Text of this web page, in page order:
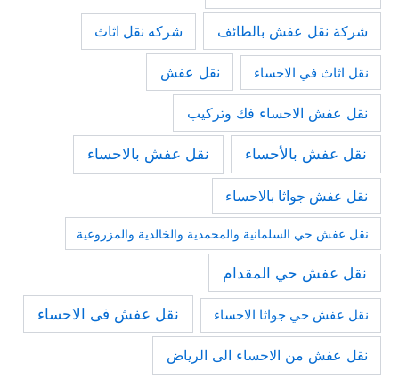
شركة نقل عفش بالطائف شركه نقل اثاث
نقل اثاث في الاحساء نقل عفش
نقل عفش الاحساء فك وتركيب
نقل عفش بالأحساء نقل عفش بالاحساء
نقل عفش جواثا بالاحساء
نقل عفش حي السلمانية والمحمدية والخالدية والمزروعية
نقل عفش حي المقدام
نقل عفش حي جواثا الاحساء نقل عفش فى الاحساء
نقل عفش من الاحساء الى الرياض